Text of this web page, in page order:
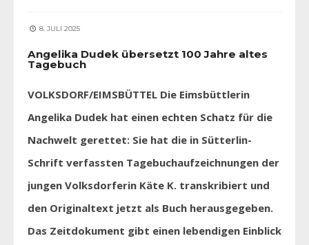
8. JULI 2025
Angelika Dudek übersetzt 100 Jahre altes
Tagebuch
VOLKSDORF/EIMSBÜTTEL Die Eimsbüttlerin
Angelika Dudek hat einen echten Schatz für die
Nachwelt gerettet: Sie hat die in Sütterlin-
Schrift verfassten Tagebuchaufzeichnungen der
jungen Volksdorferin Käte K. transkribiert und
den Originaltext jetzt als Buch herausgegeben.
Das Zeitdokument gibt einen lebendigen Einblick